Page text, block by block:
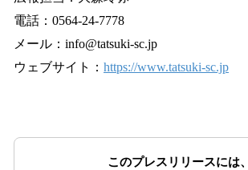
電話：0564-24-7778
メール：info@tatsuki-sc.jp
ウェブサイト： https://www.tatsuki-sc.jp
このプレスリリースには、